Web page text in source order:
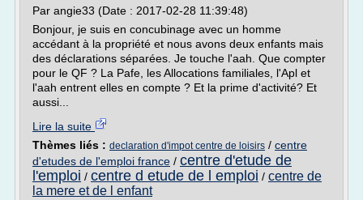
Par angie33 (Date : 2017-02-28 11:39:48)
Bonjour, je suis en concubinage avec un homme
accédant à la propriété et nous avons deux enfants mais
des déclarations séparées. Je touche l'aah. Que compter
pour le QF ? La Pafe, les Allocations familiales, l'Apl et
l'aah entrent elles en compte ? Et la prime d'activité? Et
aussi...
Lire la suite
Thèmes liés : declaration d'impot centre de loisirs / centre
d'etudes de l'emploi france / centre d'etude de
l'emploi / centre d etude de l emploi / centre de
la mere et de l enfant